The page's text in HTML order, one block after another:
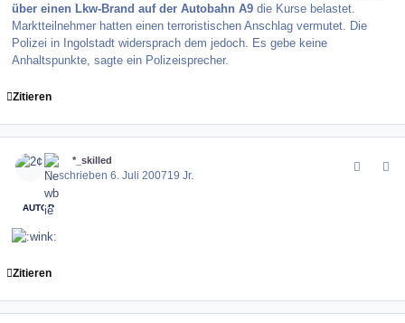
über einen Lkw-Brand auf der Autobahn A9 die Kurse belastet.
Marktteilnehmer hatten einen terroristischen Anschlag vermutet. Die
Polizei in Ingolstadt widersprach dem jedoch. Es gebe keine
Anhaltspunkte, sagte ein Polizeisprecher.
Zitieren
2¢ *_skilled
Geschrieben6. Juli 200719 Jr.
AUTOR
Zitieren